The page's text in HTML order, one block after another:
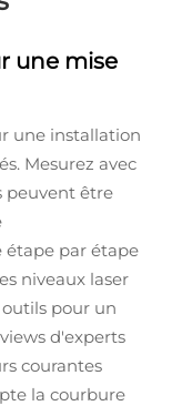
une mise
une installation
Mesurez avec
peuvent être
étape par étape
niveaux laser
pour un
d'experts
courantes
la courbure